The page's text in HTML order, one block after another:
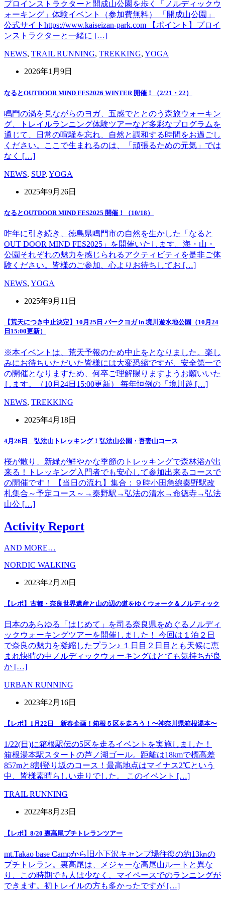
プロインストラクターと開成山公園を歩く「ノルディックウ
ォーキング」体験イベント（参加費無料） 「開成山公園」
公式サイトhttps://www.kaiseizan-park.com 【ポイント】プロイ
ンストラクターと一緒に […]
NEWS, TRAIL RUNNING, TREKKING, YOGA
2026年1月9日
なるとOUTDOOR MIND FES2026 WINTER 開催！（2/21・22）
鳴門の渦を見ながらのヨガ、五感でととのう森旅ウォーキン
グ、トレイルランニング体験ツアーなど多彩なプログラムを
通じて、日常の喧騒を忘れ、自然と調和する時間をお過ごし
ください。ここで生まれるのは、「頑張るための元気」では
なく […]
NEWS, SUP, YOGA
2025年9月26日
なるとOUTDOOR MIND FES2025 開催！（10/18）
昨年に引き続き、徳島県鳴門市の自然を生かした「なると
OUT DOOR MIND FES2025」を開催いたします。海・山・
公園それぞれの魅力を感じられるアクティビティを是非ご体
験ください。皆様のご参加、心よりお待ちしてお […]
NEWS, YOGA
2025年9月11日
【荒天につき中止決定】10月25日 パークヨガ in 境川遊水地公園（10月24
日15:00更新）
※本イベントは、荒天予報のため中止をとなりました。楽し
みにお待ちいただいた皆様には大変恐縮ですが、安全第一で
の開催となりますため、何卒ご理解賜りますようお願いいた
します。（10月24日15:00更新） 毎年恒例の「境川遊 […]
NEWS, TREKKING
2025年4月18日
4月26日 弘法山トレッキング！弘法山公園・吾妻山コース
桜が散り、新緑が鮮やかな季節のトレッキングで森林浴が出
来る！トレッキング入門者でも安心して参加出来るコースで
の開催です！ 【当日の流れ】集合：９時小田急線秦野駅改
札集合～予定コース～→秦野駅→弘法の清水→命徳寺→弘法
山公 […]
Activity Report
AND MORE…
NORDIC WALKING
2023年2月20日
【レポ】古都・奈良世界遺産と山の辺の道をゆくウォーク＆ノルディック
日本のあらゆる「はじめて」を司る奈良県をめぐるノルディ
ックウォーキングツアーを開催しました！ 今回は１泊２日
で奈良の魅力を凝縮したプラン♪ １日目２日目とも天候に恵
まれ快晴の中ノルディックウォーキングはとても気持ちが良
か […]
URBAN RUNNING
2023年2月16日
【レポ】1月22日 新春企画！箱根５区を走ろう！〜神奈川県箱根湯本〜
1/22(日)に箱根駅伝の5区を走るイベントを実施しました！
箱根湯本駅スタートの芦ノ湖ゴール。距離は18kmで標高差
857mと8割登り坂のコース！最高地点はマイナス2℃という
中、皆様素晴らしい走りでした。 このイベント […]
TRAIL RUNNING
2022年8月23日
【レポ】8/20 裏高尾プチトレランツアー
mt.Takao base Campから旧小下沢キャンプ場往復の約13㎞の
プチトレラン。裏高尾は、メジャーな高尾山ルートと異な
り、この時期でも人は少なく、マイペースでのランニングが
できます。初トレイルの方も多かったですが […]